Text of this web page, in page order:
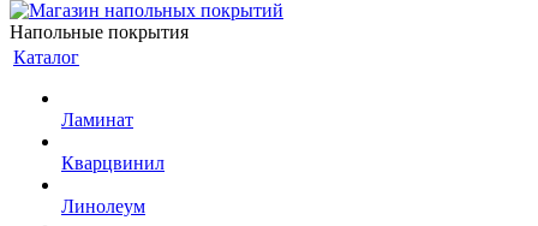
Напольные покрытия
Каталог
Ламинат
Кварцвинил
Линолеум